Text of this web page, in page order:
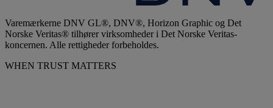
Varemærkerne DNV GL®, DNV®, Horizon Graphic og Det
Norske Veritas® tilhører virksomheder i Det Norske Veritas-
koncernen. Alle rettigheder forbeholdes.
WHEN TRUST MATTERS